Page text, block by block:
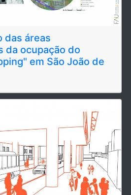
das áreas
da ocupação do
em São João de